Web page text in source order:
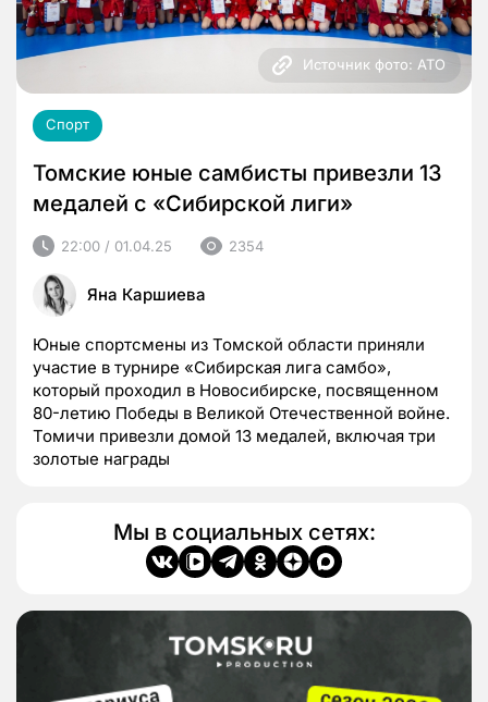
Источник фото: АТО
Спорт
Томские юные самбисты привезли 13
медалей с «Сибирской лиги»
22:00 / 01.04.25 2354
Яна Каршиева
Юные спортсмены из Томской области приняли
участие в турнире «Сибирская лига самбо»,
который проходил в Новосибирске, посвященном
80-летию Победы в Великой Отечественной войне.
Томичи привезли домой 13 медалей, включая три
золотые награды
Мы в социальных сетях: